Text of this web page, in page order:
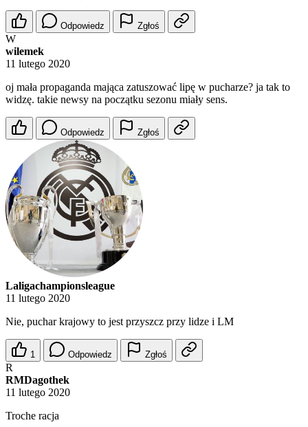
Odpowiedz Zgłoś
W
wilemek
11 lutego 2020
oj mała propaganda mająca zatuszować lipę w pucharze? ja tak to
widzę. takie newsy na początku sezonu miały sens.
Odpowiedz Zgłoś
Laligachampionsleague
11 lutego 2020
Nie, puchar krajowy to jest przyszcz przy lidze i LM
1 Odpowiedz Zgłoś
R
RMDagothek
11 lutego 2020
Troche racja